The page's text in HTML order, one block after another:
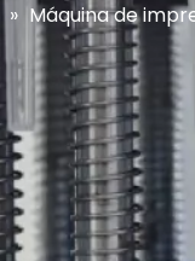
» Máquina de